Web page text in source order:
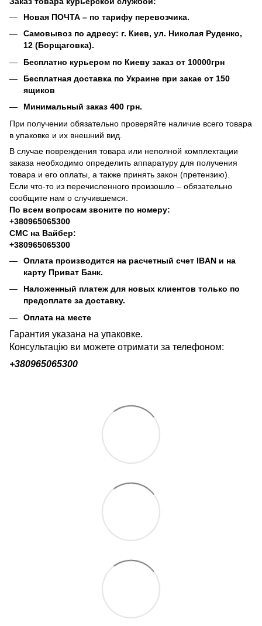
Новая ПОЧТА – по тарифу перевозчика.
Самовывоз по адресу: г. Киев, ул. Николая Руденко,
12 (Борщаговка).
Бесплатно курьером по Киеву заказ от 10000грн
Бесплатная доставка по Украине при закае от 150
ящиков
Минимальный заказ 400 грн.
При получении обязательно проверяйте наличие всего товара
в упаковке и их внешний вид.
В случае повреждения товара или неполной комплектации
заказа необходимо определить аппаратуру для получения
товара и его оплаты, а также принять закон (претензию).
Если что-то из перечисленного произошло – обязательно
сообщите нам о случившемся.
По всем вопросам звоните по номеру:
+380965065300
СМС на Вайбер:
+380965065300
Оплата производится на расчетный счет IBAN и на
карту Приват Банк.
Наложенный платеж для новых клиентов только по
предоплате за доставку.
Оплата на месте
Гарантия указана на упаковке.
Консультацію ви можете отримати за телефоном:
+380965065300